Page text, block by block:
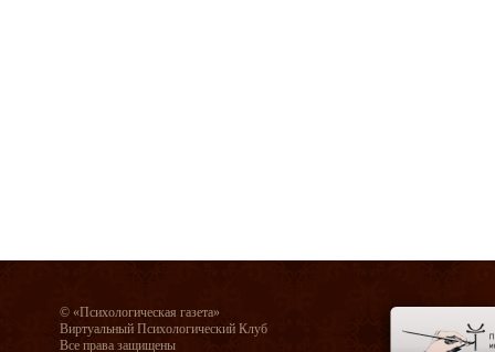
© «Психологическая газета»
Виртуальный Психологический Клуб
Все права защищены